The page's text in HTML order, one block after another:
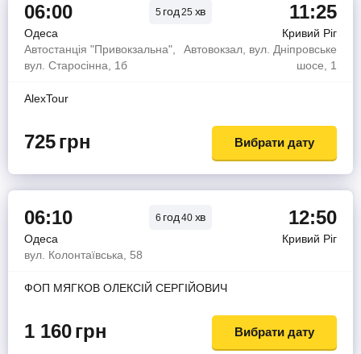
06:00 5 год25 хв 11:25
Одеса
Кривий Ріг
Автостанція "Привокзальна",
вул. Старосінна, 1б
Автовокзал, вул. Дніпровське
шосе, 1
AlexTour
725грн Вибрати дату
06:10 6 год40 хв 12:50
Одеса
Кривий Ріг
вул. Колонтаївська, 58
ФОП МЯГКОВ ОЛЕКСІЙ СЕРГІЙОВИЧ
1 160грн Вибрати дату